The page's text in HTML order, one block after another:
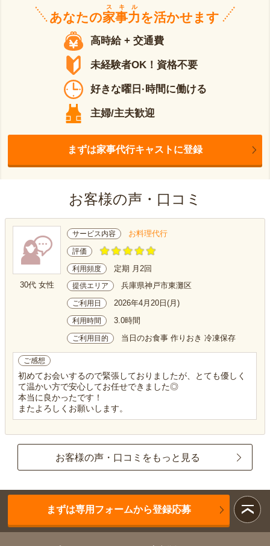
あなたの家事力
スキル
を活かせます
高時給 + 交通費
未経験者OK！資格不要
好きな曜日·時間に働ける
主婦/主夫歓迎
まずは家事代行キャストに登録
お客様の声・口コミ
30代 女性
サービス内容 お料理代行
評価
利用頻度 定期 月2回
提供エリア 兵庫県神戸市東灘区
ご利用日 2026年4月20日(月)
利用時間 3.0時間
ご利用目的 当日のお食事 作りおき 冷凍保存
ご感想
初めてお会いするので緊張しておりましたが、とても優しく
て温かい方で安心してお任せできました◎
本当に良かったです！
またよろしくお願いします。
お客様の声・口コミをもっと見る
まずは専用フォームから登録応募